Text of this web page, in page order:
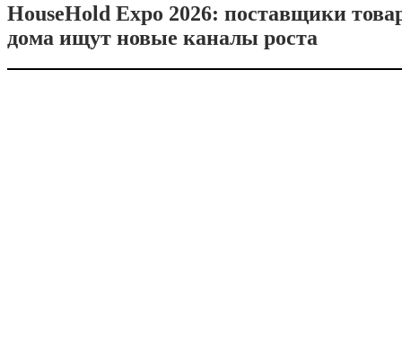
HouseHold Expo 2026: поставщики
дома ищут новые каналы роста